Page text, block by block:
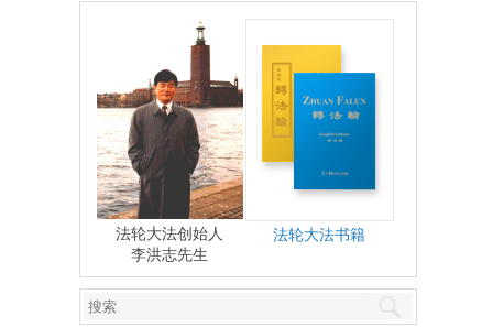
法轮大法创始人
李洪志先生
法轮大法书籍